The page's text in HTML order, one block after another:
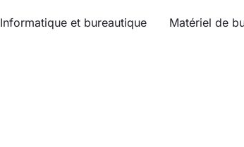
Informatique et bureautique Matériel de